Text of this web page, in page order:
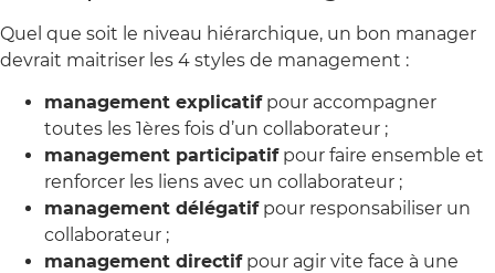
Quel que soit le niveau hiérarchique, un bon manager
devrait maitriser les 4 styles de management :
management explicatifpour accompagner
toutes les 1ères fois d’un collaborateur ;
management participatifpour faire ensemble et
renforcer les liens avec un collaborateur ;
management délégatifpour responsabiliser un
collaborateur ;
management directifpour agir vite face à une